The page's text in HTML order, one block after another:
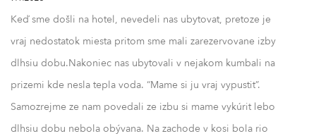
Keď sme došli na hotel, nevedeli nas ubytovat, pretoze je
vraj nedostatok miesta pritom sme mali zarezervovane izby
dlhsiu dobu.Nakoniec nas ubytovali v nejakom kumbali na
prizemi kde nesla tepla voda. “Mame si ju vraj vypustit”.
Samozrejme ze nam povedali ze izbu si mame vykúrit lebo
dlhsiu dobu nebola obývana. Na zachode v kosi bola rio